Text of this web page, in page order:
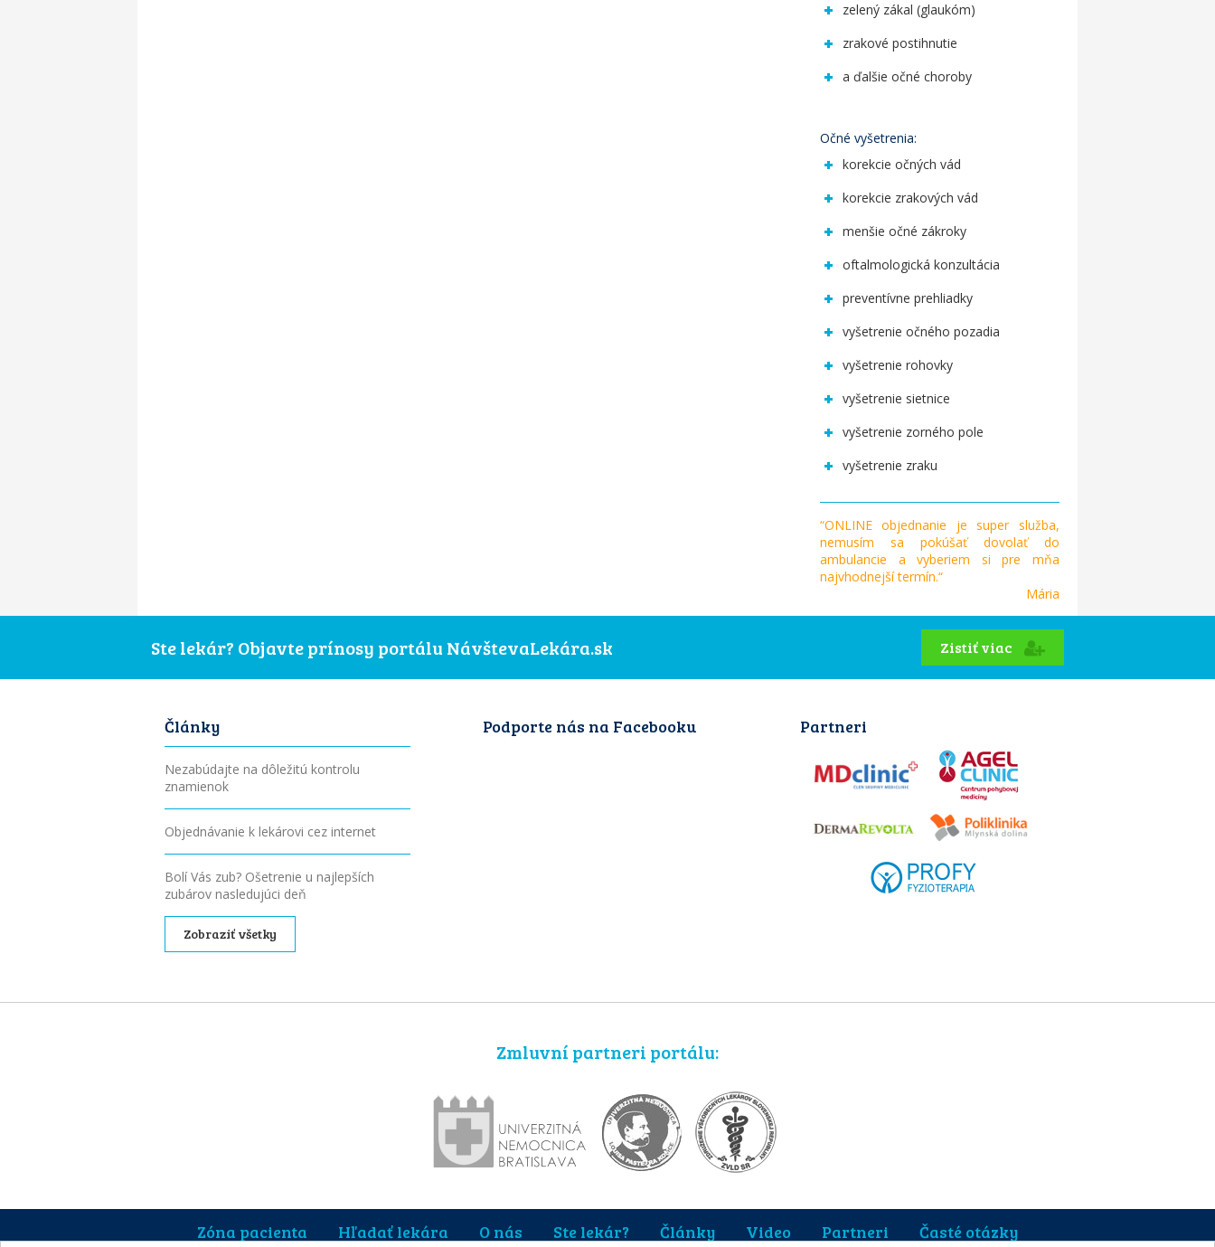
zelený zákal (glaukóm)
zrakové postihnutie
a ďalšie očné choroby
Očné vyšetrenia:
korekcie očných vád
korekcie zrakových vád
menšie očné zákroky
oftalmologická konzultácia
preventívne prehliadky
vyšetrenie očného pozadia
vyšetrenie rohovky
vyšetrenie sietnice
vyšetrenie zorného pole
vyšetrenie zraku
“ONLINE objednanie je super služba,
nemusím sa pokúšať dovolať do
ambulancie a vyberiem si pre mňa
najvhodnejší termín.“
Mária
Ste lekár? Objavte prínosy portálu NávštevaLekára.sk Zistiť viac
Články
Nezabúdajte na dôležitú kontrolu
znamienok
Objednávanie k lekárovi cez internet
Bolí Vás zub? Ošetrenie u najlepších
zubárov nasledujúci deň
Zobraziť všetky
Podporte nás na Facebooku Partneri
Zmluvní partneri portálu:
Zóna pacienta Hľadať lekára O nás Ste lekár? Články Video Partneri Časté otázky